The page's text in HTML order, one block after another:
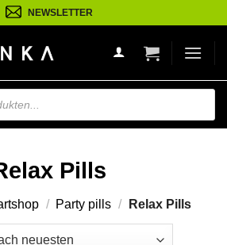
NEWSLETTER
Pills
/ Party pills / Relax Pills